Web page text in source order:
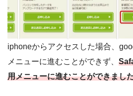
iphoneからアクセスした場合、
メニューに進むことができず、
用メニューに進むことができまし